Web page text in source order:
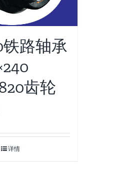
铁路轴承
齿轮
详情